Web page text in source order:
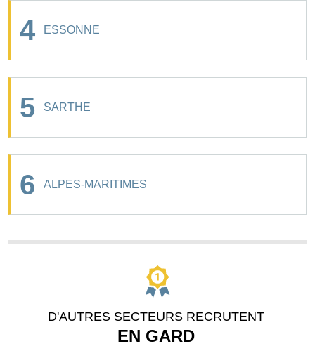
4 ESSONNE
5 SARTHE
6 ALPES-MARITIMES
D'AUTRES SECTEURS RECRUTENT
EN GARD